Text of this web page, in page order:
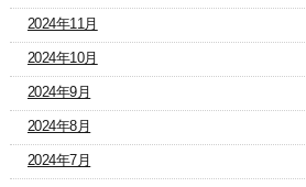
2024年11月
2024年10月
2024年9月
2024年8月
2024年7月